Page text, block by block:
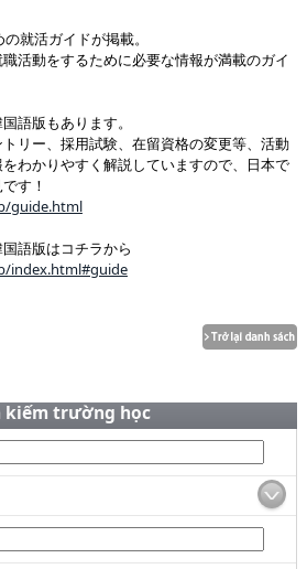
就活ガイドが掲載。
活動をするために必要な情報が満載のガイ
語版もあります。
リー、採用試験、在留資格の変更等、活動
わかりやすく解説していますので、日本で
す！
guide.html
語版はコチラから
index.html#guide
kiếm trường học